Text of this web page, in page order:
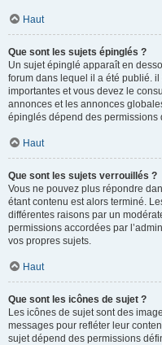
Haut
Que sont les sujets épinglés ?
Un sujet épinglé apparaît en
forum dans lequel il a été publié.
importantes et vous devez le
annonces et les annonces
épinglés dépend des permissions
Haut
Que sont les sujets verrouillés ?
Vous ne pouvez plus répondre
étant contenu est alors terminé.
différentes raisons par un
permissions accordées par
vos propres sujets.
Haut
Que sont les icônes de sujet ?
Les icônes de sujet sont des
messages pour refléter leur
sujet dépend des permissions